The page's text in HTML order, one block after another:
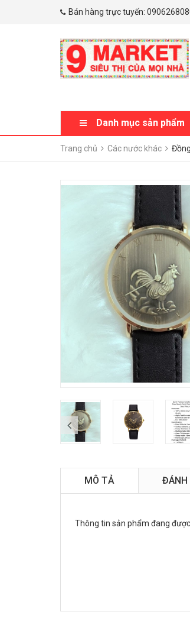
Bán hàng trực tuyến:
Danh mục sản phẩm
Trang chủ Các nước khác
MÔ TẢ ĐÁNH
Thông tin sản phẩm đang